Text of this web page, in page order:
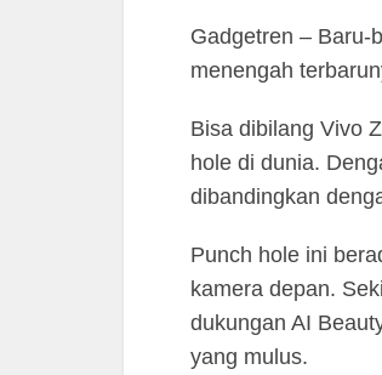
Gadgetren – Baru-
menengah
Bisa dibilang Vivo
hole di dunia.
dibandingkan
Punch hole ini
kamera depan.
dukungan AI
yang mulus.